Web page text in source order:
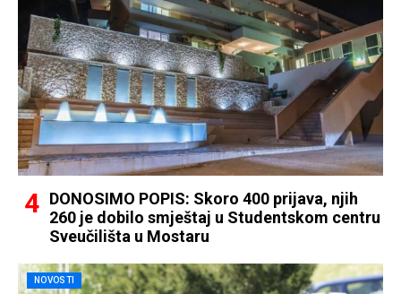
DONOSIMO POPIS: Skoro 400 prijava, njih
260 je dobilo smještaj u Studentskom centru
Sveučilišta u Mostaru
NOVOSTI